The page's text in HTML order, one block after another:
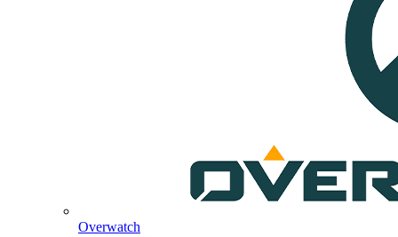
Overwatch